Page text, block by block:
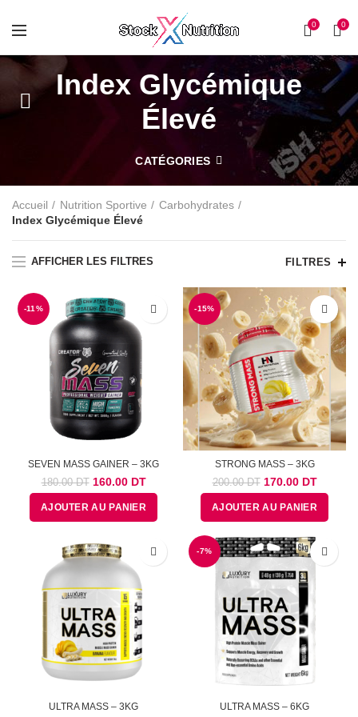
0 0
Index Glycémique
Élevé
CATÉGORIES
Accueil Nutrition Sportive
Carbohydrates
Index Glycémique Élevé
AFFICHER LES FILTRES FILTRES
-11%
SEVEN MASS GAINER – 3KG
180.00DT Le
prix
initial
était :
DT.
160.00DTLe
prix
actuel
est :
DT.
AJOUTER AU PANIER
-15%
STRONG MASS – 3KG
200.00DT Le
prix
initial
était :
200.00
DT.
170.00DTLe
prix
actuel
est :
DT.
AJOUTER AU PANIER
ULTRA MASS – 3KG
-7%
ULTRA MASS – 6KG